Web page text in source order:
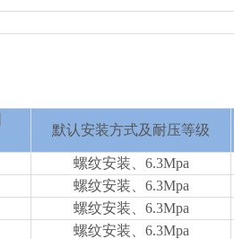
默认安装方式及耐压等级
螺纹安装、6.3Mpa
螺纹安装、6.3Mpa
螺纹安装、6.3Mpa
螺纹安装、6.3Mpa